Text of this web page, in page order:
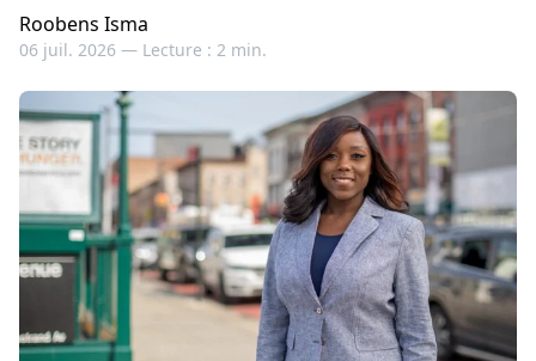
Roobens Isma
06 juil. 2026 — Lecture : 2 min.